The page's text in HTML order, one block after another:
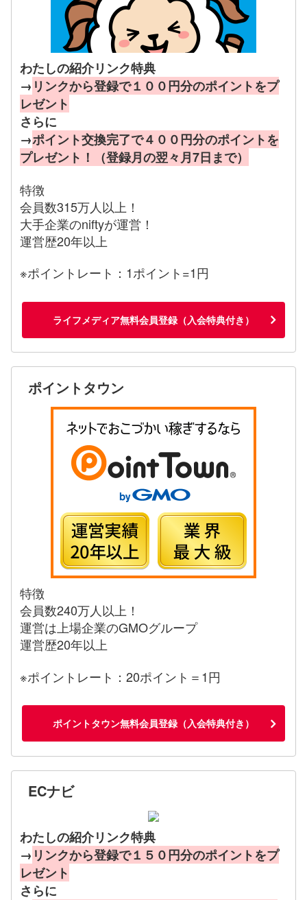
わたしの紹介リンク特典
→ リンクから登録で１００円分のポイントをプ
レゼント
さらに
→ポイント交換完了で４００円分のポイントを
プレゼント！（登録月の翌々月7日まで）
特徴
会員数315万人以上！
大手企業のniftyが運営！
運営歴20年以上
※ポイントレート：1ポイント=1円
ライフメディア無料会員登録（入会特典付き）
ポイントタウン
特徴
会員数240万人以上！
運営は上場企業のGMOグループ
運営歴20年以上
※ポイントレート：20ポイント＝1円
ポイントタウン無料会員登録（入会特典付き）
ECナビ
わたしの紹介リンク特典
→ リンクから登録で１５０円分のポイントをプ
レゼント
さらに